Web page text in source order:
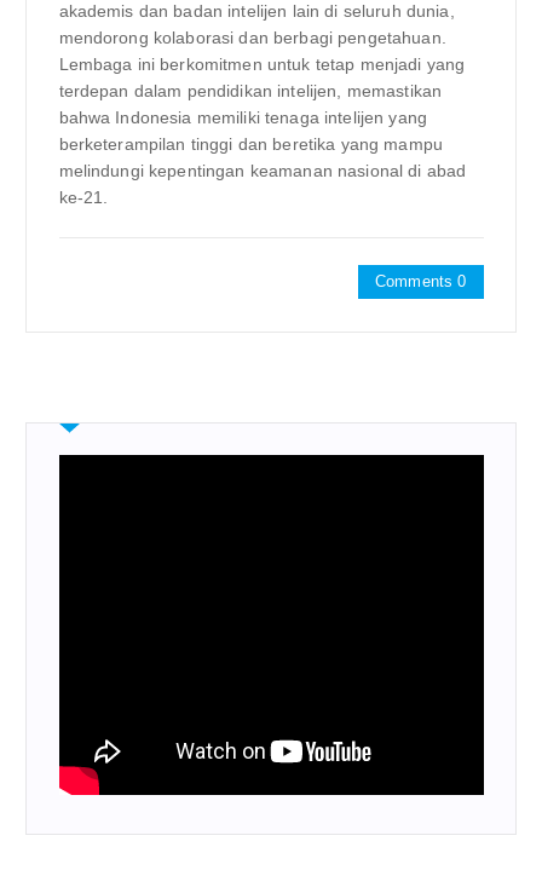
akademis dan badan intelijen lain di seluruh dunia,
mendorong kolaborasi dan berbagi pengetahuan.
Lembaga ini berkomitmen untuk tetap menjadi yang
terdepan dalam pendidikan intelijen, memastikan
bahwa Indonesia memiliki tenaga intelijen yang
berketerampilan tinggi dan beretika yang mampu
melindungi kepentingan keamanan nasional di abad
ke-21.
Comments 0